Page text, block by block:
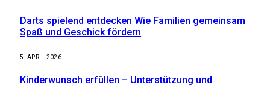
Darts spielend entdecken Wie Familien gemeinsam
Spaß und Geschick fördern
5. APRIL 2026
Kinderwunsch erfüllen – Unterstützung und